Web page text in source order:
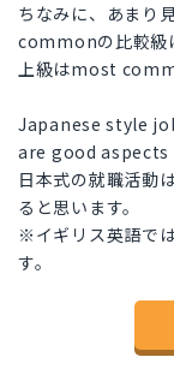
ちなみに、あまり
commonの比較
上級はmost
Japanese style
are good
日本式の就職活動
ると思います。
※イギリス英語で
す。